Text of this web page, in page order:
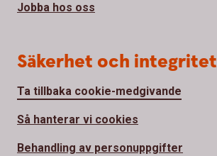
Jobba hos oss
Säkerhet och integritet
Ta tillbaka cookie-medgivande
Så hanterar vi cookies
Behandling av personuppgifter